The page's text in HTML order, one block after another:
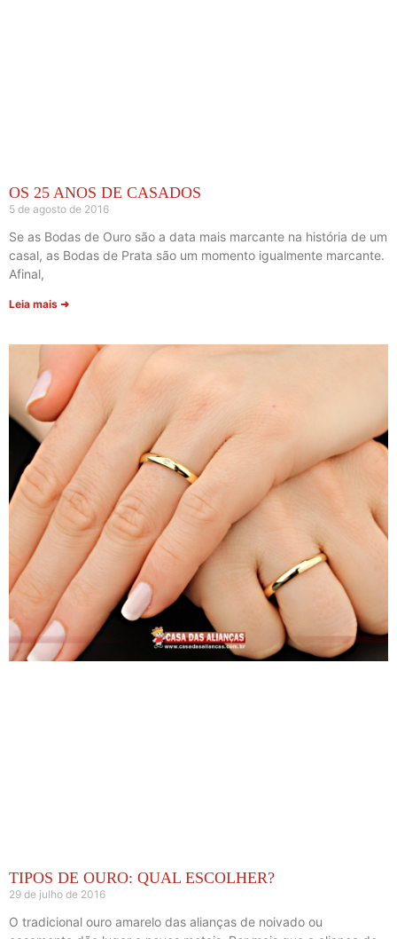
OS 25 ANOS DE CASADOS
5 de agosto de 2016
Se as Bodas de Ouro são a data mais marcante na história de um
casal, as Bodas de Prata são um momento igualmente marcante.
Afinal,
Leia mais ➜
TIPOS DE OURO: QUAL ESCOLHER?
29 de julho de 2016
O tradicional ouro amarelo das alianças de noivado ou